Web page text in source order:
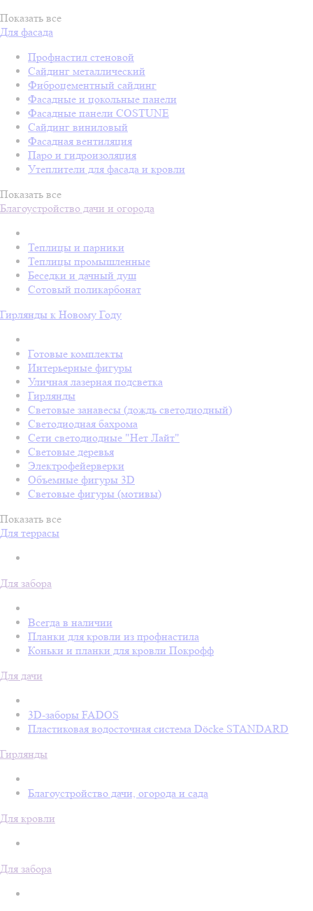
Показать все
Для фасада
Профнастил стеновой
Сайдинг металлический
Фиброцементный сайдинг
Фасадные и цокольные панели
Фасадные панели COSTUNE
Сайдинг виниловый
Фасадная вентиляция
Паро и гидроизоляция
Утеплители для фасада и кровли
Показать все
Благоустройство дачи и огорода
Теплицы и парники
Теплицы промышленные
Беседки и дачный душ
Сотовый поликарбонат
Гирлянды к Новому Году
Готовые комплекты
Интерьерные фигуры
Уличная лазерная подсветка
Гирлянды
Световые занавесы (дождь светодиодный)
Светодиодная бахрома
Сети светодиодные "Нет Лайт"
Световые деревья
Электрофейерверки
Объемные фигуры 3D
Световые фигуры (мотивы)
Показать все
Для террасы
Для забора
Всегда в наличии
Планки для кровли из профнастила
Коньки и планки для кровли Покрофф
Для дачи
3D-заборы FADOS
Пластиковая водосточная система Döcke STANDARD
Гирлянды
Благоустройство дачи, огорода и сада
Для кровли
Для забора